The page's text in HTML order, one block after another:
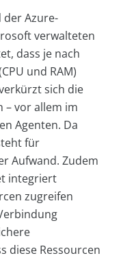
der Azure-
verwalteten
dass je nach
und RAM)
sich die
– vor allem im
Agenten. Da
für
Aufwand. Zudem
integriert
zugreifen
diese Ressourcen